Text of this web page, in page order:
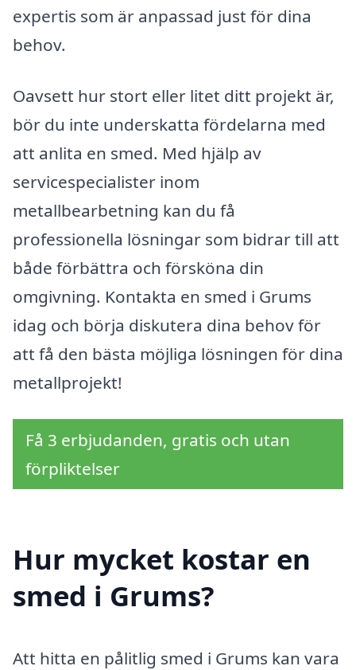
expertis som är anpassad just för dina
behov.
Oavsett hur stort eller litet ditt projekt är,
bör du inte underskatta fördelarna med
att anlita en smed. Med hjälp av
servicespecialister inom
metallbearbetning kan du få
professionella lösningar som bidrar till att
både förbättra och försköna din
omgivning. Kontakta en smed i Grums
idag och börja diskutera dina behov för
att få den bästa möjliga lösningen för dina
metallprojekt!
Få 3 erbjudanden, gratis och utan
förpliktelser
Hur mycket kostar en
smed i Grums?
Att hitta en pålitlig smed i Grums kan vara